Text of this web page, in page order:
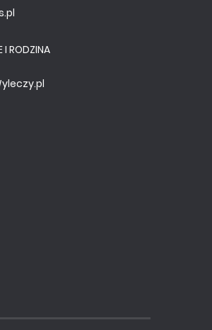
I RODZINA